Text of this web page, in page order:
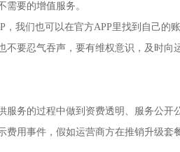
需要的增值服务。
，我们也可以在官方APP里找到自己的
不要忍气吞声，要有维权意识，及时向
服务的过程中做到资费透明、服务公开
费用事件，假如运营商方在推销升级套